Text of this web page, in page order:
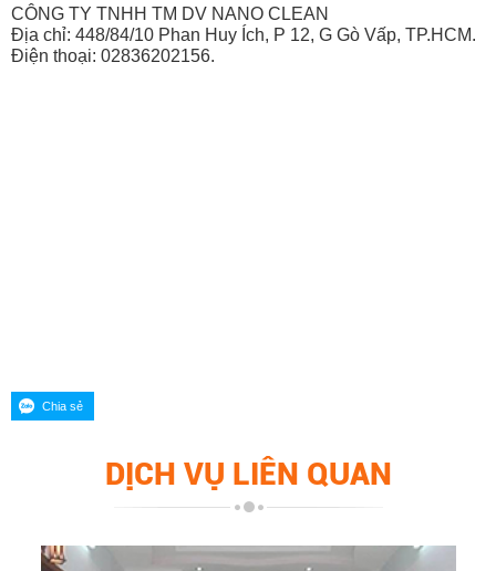
CÔNG TY TNHH TM DV NANO CLEAN
Địa chỉ: 448/84/10 Phan Huy Ích, P 12, G Gò Vấp, TP.HCM.
Điện thoại: 02836202156.
DỊCH VỤ LIÊN QUAN